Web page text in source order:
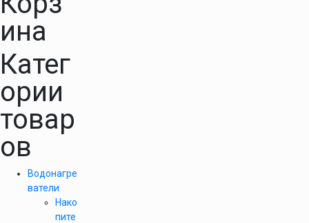
ина
Катег
ории
товар
ов
Водонагре
ватели
Нако
пите